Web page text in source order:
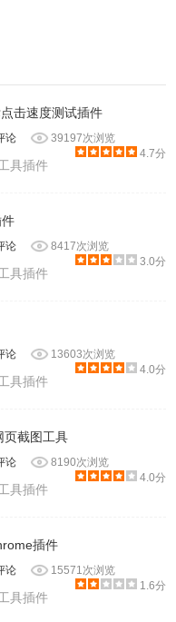
击速度测试插件
论
39197次浏览
4.7分
具插件
论
8417次浏览
3.0分
具插件
论
13603次浏览
4.0分
具插件
页截图工具
论
8190次浏览
4.0分
具插件
插件
论
15571次浏览
1.6分
具插件